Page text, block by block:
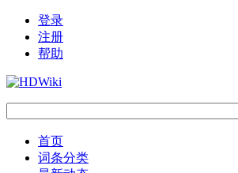
登录
注册
帮助
首页
词条分类